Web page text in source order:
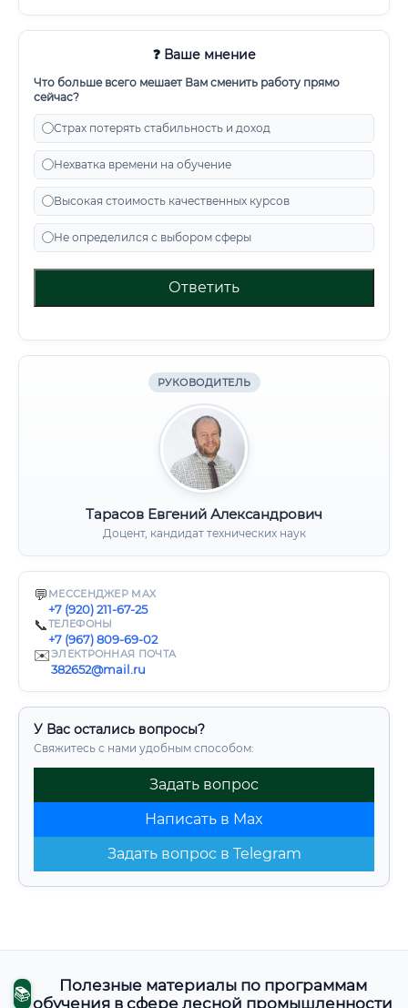
❓ Ваше мнение
Что больше всего мешает Вам сменить работу прямо
сейчас?
Страх потерять стабильность и доход
Нехватка времени на обучение
Высокая стоимость качественных курсов
Не определился с выбором сферы
Ответить
РУКОВОДИТЕЛЬ
Тарасов Евгений Александрович
Доцент, кандидат технических наук
💬 МЕССЕНДЖЕР MAX
+7 (920) 211-67-25
📞ТЕЛЕФОНЫ
+7 (967) 809-69-02
✉️ЭЛЕКТРОННАЯ ПОЧТА
382652@mail.ru
У Вас остались вопросы?
Свяжитесь с нами удобным способом:
Задать вопрос
Написать в Max
Задать вопрос в Telegram
📚
Полезные материалы по программам
обучения в сфере лесной промышленности